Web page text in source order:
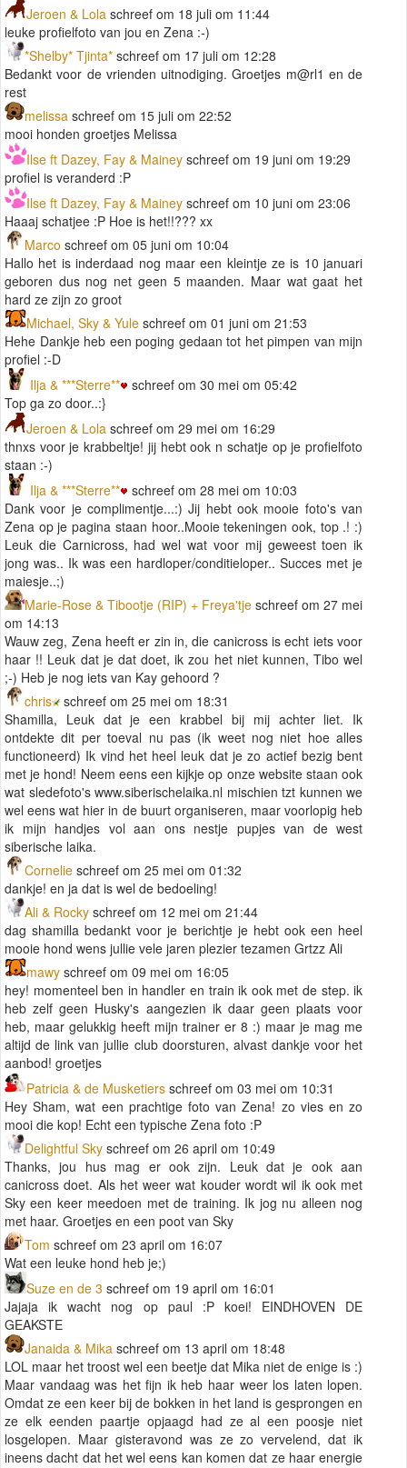
Jeroen & Lola schreef om 18 juli om 11:44
leuke profielfoto van jou en Zena :-)
*Shelby* Tjinta* schreef om 17 juli om 12:28
Bedankt voor de vrienden uitnodiging. Groetjes m@rl1 en de
rest
melissa schreef om 15 juli om 22:52
mooi honden groetjes Melissa
Ilse ft Dazey, Fay & Mainey schreef om 19 juni om 19:29
profiel is veranderd :P
Ilse ft Dazey, Fay & Mainey schreef om 10 juni om 23:06
Haaaj schatjee :P Hoe is het!!??? xx
Marco schreef om 05 juni om 10:04
Hallo het is inderdaad nog maar een kleintje ze is 10 januari
geboren dus nog net geen 5 maanden. Maar wat gaat het
hard ze zijn zo groot
Michael, Sky & Yule schreef om 01 juni om 21:53
Hehe Dankje heb een poging gedaan tot het pimpen van mijn
profiel :-D
Ilja & ***Sterre**
schreef om 30 mei om 05:42
Top ga zo door..:}
Jeroen & Lola schreef om 29 mei om 16:29
thnxs voor je krabbeltje! jij hebt ook n schatje op je profielfoto
staan :-)
Ilja & ***Sterre**
schreef om 28 mei om 10:03
Dank voor je complimentje...:) Jij hebt ook mooie foto's van
Zena op je pagina staan hoor..Mooie tekeningen ook, top .! :)
Leuk die Carnicross, had wel wat voor mij geweest toen ik
jong was.. Ik was een hardloper/conditieloper.. Succes met je
maiesje..;)
Marie-Rose & Tibootje (RIP) + Freya'tje schreef om 27 mei
om 14:13
Wauw zeg, Zena heeft er zin in, die canicross is echt iets voor
haar !! Leuk dat je dat doet, ik zou het niet kunnen, Tibo wel
;-) Heb je nog iets van Kay gehoord ?
chris
schreef om 25 mei om 18:31
Shamilla, Leuk dat je een krabbel bij mij achter liet. Ik
ontdekte dit per toeval nu pas (ik weet nog niet hoe alles
functioneerd) Ik vind het heel leuk dat je zo actief bezig bent
met je hond! Neem eens een kijkje op onze website staan ook
wat sledefoto's www.siberischelaika.nl mischien tzt kunnen we
wel eens wat hier in de buurt organiseren, maar voorlopig heb
ik mijn handjes vol aan ons nestje pupjes van de west
siberische laika.
Cornelie schreef om 25 mei om 01:32
dankje! en ja dat is wel de bedoeling!
Ali & Rocky schreef om 12 mei om 21:44
dag shamilla bedankt voor je berichtje je hebt ook een heel
mooie hond wens jullie vele jaren plezier tezamen Grtzz Ali
mawy schreef om 09 mei om 16:05
hey! momenteel ben in handler en train ik ook met de step. ik
heb zelf geen Husky's aangezien ik daar geen plaats voor
heb, maar gelukkig heeft mijn trainer er 8 :) maar je mag me
altijd de link van jullie club doorsturen, alvast dankje voor het
aanbod! groetjes
Patricia & de Musketiers schreef om 03 mei om 10:31
Hey Sham, wat een prachtige foto van Zena! zo vies en zo
mooi die kop! Echt een typische Zena foto :P
Delightful Sky schreef om 26 april om 10:49
Thanks, jou hus mag er ook zijn. Leuk dat je ook aan
canicross doet. Als het weer wat kouder wordt wil ik ook met
Sky een keer meedoen met de training. Ik jog nu alleen nog
met haar. Groetjes en een poot van Sky
Tom schreef om 23 april om 16:07
Wat een leuke hond heb je;)
Suze en de 3 schreef om 19 april om 16:01
Jajaja ik wacht nog op paul :P koei! EINDHOVEN DE
GEAKSTE
Janaida & Mika schreef om 13 april om 18:48
LOL maar het troost wel een beetje dat Mika niet de enige is :)
Maar vandaag was het fijn ik heb haar weer los laten lopen.
Omdat ze een keer bij de bokken in het land is gesprongen en
ze elk eenden paartje opjaagd had ze al een poosje niet
losgelopen. Maar gisteravond was ze zo vervelend, dat ik
ineens dacht dat het wel eens kan komen dat ze haar energie